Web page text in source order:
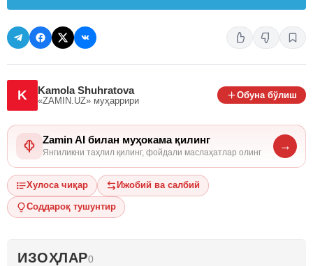
K Kamola Shuhratova
«ZAMIN.UZ» муҳаррири
Обуна бўлиш
Zamin AI билан муҳокама қилинг
Янгиликни таҳлил қилинг, фойдали маслаҳатлар олинг
→
Хулоса чиқар Ижобий ва салбий
Соддароқ тушунтир
ИЗОҲЛАР0